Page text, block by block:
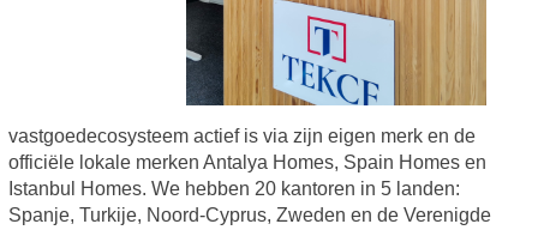
vastgoedecosysteem actief is via zijn eigen merk en de
officiële lokale merken Antalya Homes, Spain Homes en
Istanbul Homes. We hebben 20 kantoren in 5 landen:
Spanje, Turkije, Noord-Cyprus, Zweden en de Verenigde